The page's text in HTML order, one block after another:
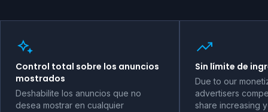
Control total sobre los anuncios
mostrados
Deshabilite los anuncios que no
desea mostrar en cualquier
Sin límite de
Due to our
advertisers
share increasing